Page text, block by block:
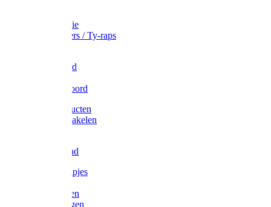
Tape en folie
Kabelbinders / Ty-raps
Metselkoord
Elastisch koord
Afdekproducten
Heffen en takelen
Waslijndraad
Simplexknipjes
Sleutelringen
Gelaste ringen